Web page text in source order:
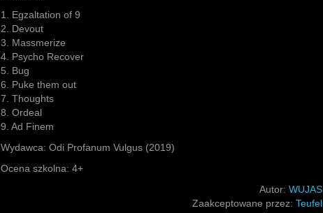
1. Egzaltation of 9
2. Devout
3. Massmerize
4. Psycho Recover
5. Bug
6. Puke them out
7. Thoughts
8. Ordeal
9. Ad Finem
Wydawca: Odi Profanum Vulgus (2019)
Ocena szkolna: 4+
Autor: WUJAS
Zaakceptowane przez: Teufel